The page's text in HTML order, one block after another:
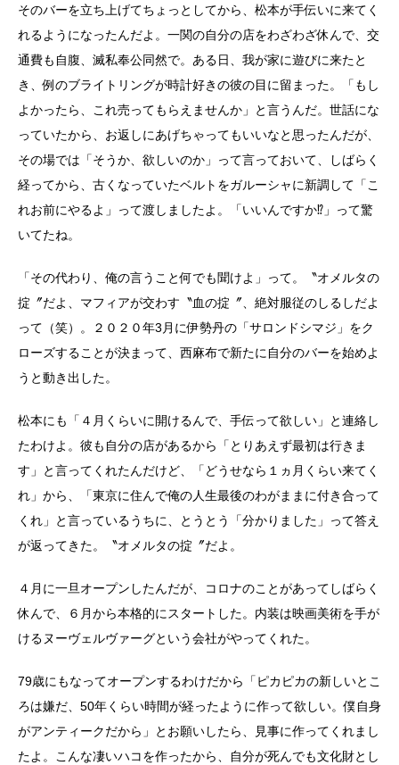
そのバーを立ち上げてちょっとしてから、松本が手伝いに来てく
れるようになったんだよ。一関の自分の店をわざわざ休んで、交
通費も自腹、滅私奉公同然で。ある日、我が家に遊びに来たと
き、例のブライトリングが時計好きの彼の目に留まった。「もし
よかったら、これ売ってもらえませんか」と言うんだ。世話にな
っていたから、お返しにあげちゃってもいいなと思ったんだが、
その場では「そうか、欲しいのか」って言っておいて、しばらく
経ってから、古くなっていたベルトをガルーシャに新調して「こ
れお前にやるよ」って渡しましたよ。「いいんですか⁉」って驚
いてたね。
「その代わり、俺の言うこと何でも聞けよ」って。〝オメルタの
掟〞だよ、マフィアが交わす〝血の掟〞、絶対服従のしるしだよ
って（笑）。２０２０年3月に伊勢丹の「サロンドシマジ」をク
ローズすることが決まって、西麻布で新たに自分のバーを始めよ
うと動き出した。
松本にも「４月くらいに開けるんで、手伝って欲しい」と連絡し
たわけよ。彼も自分の店があるから「とりあえず最初は行きま
す」と言ってくれたんだけど、「どうせなら１ヵ月くらい来てく
れ」から、「東京に住んで俺の人生最後のわがままに付き合って
くれ」と言っているうちに、とうとう「分かりました」って答え
が返ってきた。〝オメルタの掟〞だよ。
４月に一旦オープンしたんだが、コロナのことがあってしばらく
休んで、６月から本格的にスタートした。内装は映画美術を手が
けるヌーヴェルヴァーグという会社がやってくれた。
79歳にもなってオープンするわけだから「ピカピカの新しいとこ
ろは嫌だ、50年くらい時間が経ったように作って欲しい。僕自身
がアンティークだから」とお願いしたら、見事に作ってくれまし
たよ。こんな凄いハコを作ったから、自分が死んでも文化財とし